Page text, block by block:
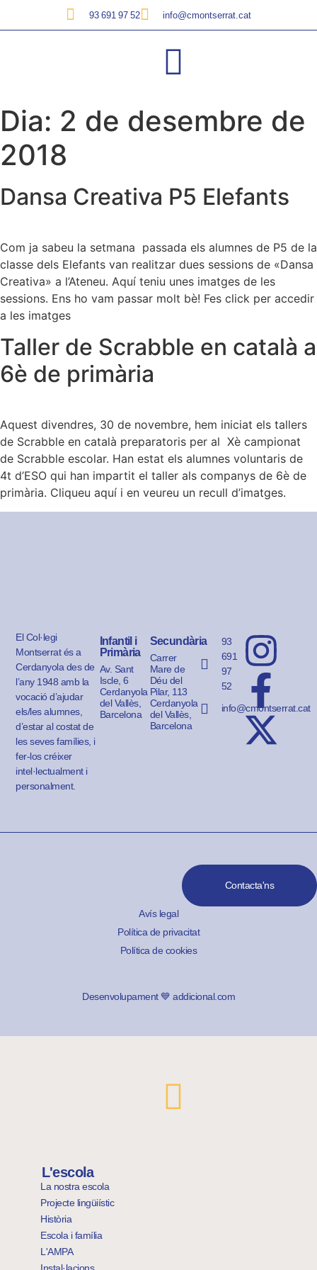
93 691 97 52 info@cmontserrat.cat
Dia: 2 de desembre de
2018
Dansa Creativa P5 Elefants
Com ja sabeu la setmana passada els alumnes de P5 de la
classe dels Elefants van realitzar dues sessions de «Dansa
Creativa» a l’Ateneu. Aquí teniu unes imatges de les
sessions. Ens ho vam passar molt bè! Fes click per accedir
a les imatges
Taller de Scrabble en català a
6è de primària
Aquest divendres, 30 de novembre, hem iniciat els tallers
de Scrabble en català preparatoris per al Xè campionat
de Scrabble escolar. Han estat els alumnes voluntaris de
4t d’ESO qui han impartit el taller als companys de 6è de
primària. Cliqueu aquí i en veureu un recull d’imatges.
El Col·legi
Montserrat és a
Cerdanyola des de
l’any 1948 amb la
vocació d’ajudar
els/les alumnes,
d’estar al costat de
les seves famílies, i
fer-los créixer
intel·lectualment i
personalment.
Infantil i
Primària
Av. Sant
Iscle, 6
Cerdanyola
del Vallès,
Barcelona
Secundària
Carrer
Mare de
Déu del
Pilar, 113
Cerdanyola
del Vallès,
Barcelona
93
691
97
52
info@cmontserrat.cat
Contacta'ns
Avís legal
Política de privacitat
Política de cookies
Desenvolupament 💙 addicional.com
L'escola
La nostra escola
Projecte lingüiístic
Història
Escola i família
L'AMPA